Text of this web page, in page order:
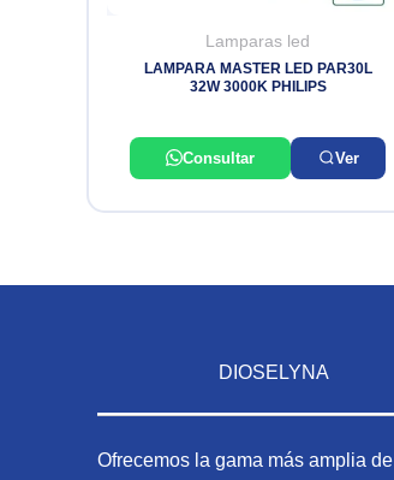
Lamparas led
LAMPARA MASTER LED PAR30L
32W 3000K PHILIPS
Consultar Ver
DIOSELYNA
Ofrecemos la gama más amplia de